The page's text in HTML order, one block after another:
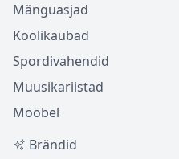
Mänguasjad
Koolikaubad
Spordivahendid
Muusikariistad
Mööbel
Brändid